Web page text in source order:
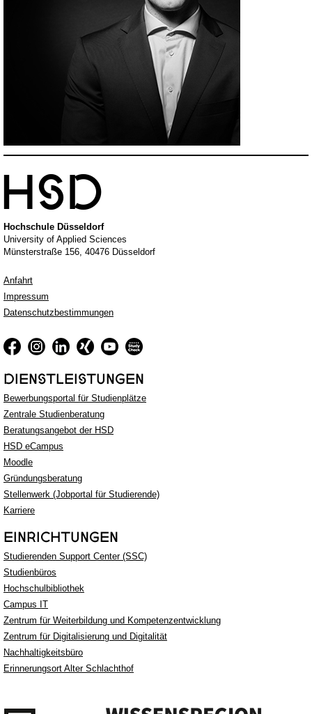

Hochschule Düsseldorf
University of Applied Sciences
Münsterstraße 156, 40476 Düsseldorf
Anfahrt
Impressum
Datenschutzbestimmungen
DIENSTLEISTUNGEN
Bewerbungsportal für Studienplätze
Zentrale Studienberatung
Beratungsangebot der HSD
HSD eCampus
Moodle
Gründungsberatung
Stellenwerk (Jobportal für Studierende)
Karriere
EINRICHTUNGEN
Studierenden Support Center (SSC)
Studienbüros
Hochschulbibliothek
Campus IT
Zentrum für Weiterbildung und Kompetenzentwicklung
Zentrum für Digitalisierung und Digitalität
Nachhaltigkeitsbüro
Erinnerungsort Alter Schlachthof